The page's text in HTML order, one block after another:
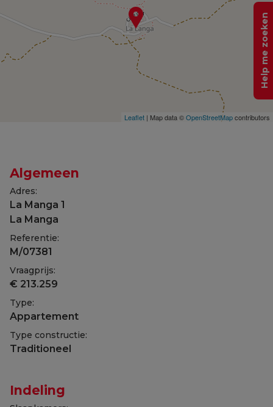
Leaflet | Map data ©OpenStreetMapcontributors
Algemeen
Adres:
La Manga 1
La Manga
Referentie:
M/07381
Vraagprijs:
€ 213.259
Type:
Appartement
Type constructie:
Traditioneel
Indeling
Help me zoeken